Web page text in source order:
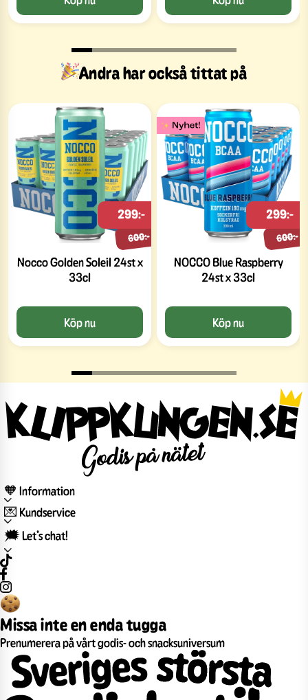
Andra har också tittat på
Nocco Golden Soleil 24st x
33cl
600:-
299:-
Köp nu
NOCCO Blue Raspberry
24st x 33cl
600:-
299:-
Köp nu
🧡 Information
💌 Kundservice
🗯️ Let’s chat!
Missa inte en enda tugga
Prenumerera på vårt godis- och snacksuniversum